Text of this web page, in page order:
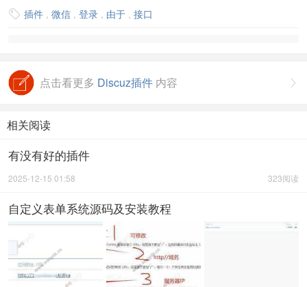
 插件 , 微信 , 登录 , 由于 , 接口

点击看更多 Discuz插件 内容
相关阅读
有没有好的插件
323阅读
2025-12-15 01:58
自定义表单系统源码及安装教程